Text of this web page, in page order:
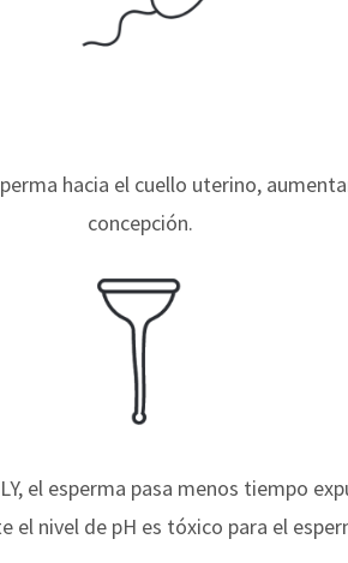
hacia el cuello uterino,
concepción.
el esperma pasa menos tiempo
el nivel de pH es tóxico para el